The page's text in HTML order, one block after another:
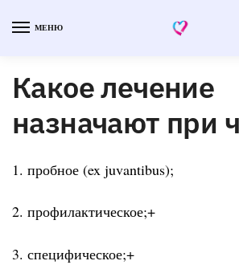
МЕНЮ
Какое лечение
назначают при
1. пробное (ex juvantibus);
2. профилактическое;+
3. специфическое;+